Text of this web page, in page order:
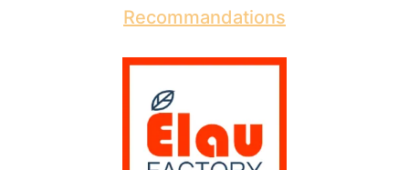
Recommandations